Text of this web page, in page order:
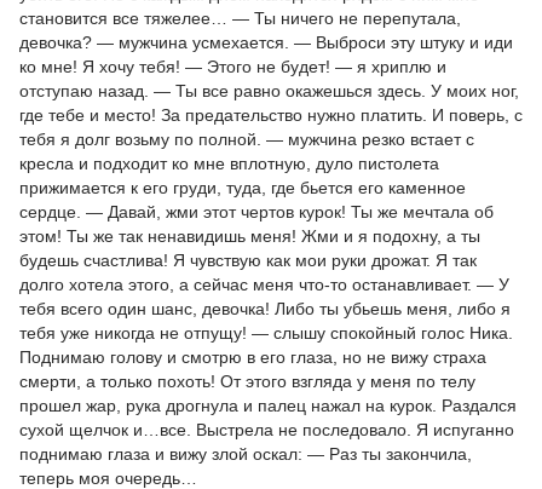
становится все тяжелее… — Ты ничего не перепутала,
девочка? — мужчина усмехается. — Выброси эту штуку и иди
ко мне! Я хочу тебя! — Этого не будет! — я хриплю и
отступаю назад. — Ты все равно окажешься здесь. У моих ног,
где тебе и место! За предательство нужно платить. И поверь, с
тебя я долг возьму по полной. — мужчина резко встает с
кресла и подходит ко мне вплотную, дуло пистолета
прижимается к его груди, туда, где бьется его каменное
сердце. — Давай, жми этот чертов курок! Ты же мечтала об
этом! Ты же так ненавидишь меня! Жми и я подохну, а ты
будешь счастлива! Я чувствую как мои руки дрожат. Я так
долго хотела этого, а сейчас меня что-то останавливает. — У
тебя всего один шанс, девочка! Либо ты убьешь меня, либо я
тебя уже никогда не отпущу! — слышу спокойный голос Ника.
Поднимаю голову и смотрю в его глаза, но не вижу страха
смерти, а только похоть! От этого взгляда у меня по телу
прошел жар, рука дрогнула и палец нажал на курок. Раздался
сухой щелчок и…все. Выстрела не последовало. Я испуганно
поднимаю глаза и вижу злой оскал: — Раз ты закончила,
теперь моя очередь…